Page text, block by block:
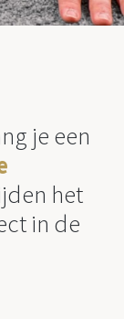
je een
het
in de